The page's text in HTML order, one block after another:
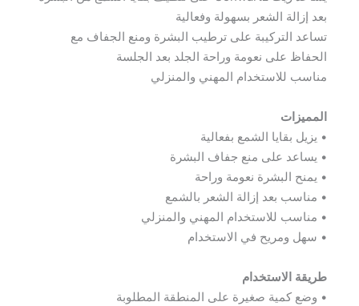
بعد إزالة الشعر بسهولة وفعالية
تساعد التركيبة على ترطيب البشرة ومنع الجفاف مع
الحفاظ على نعومة وراحة الجلد بعد الجلسة
مناسب للاستخدام المهني والمنزلي
المميزات
• يزيل بقايا الشمع بفعالية
• يساعد على منع جفاف البشرة
• يمنح البشرة نعومة وراحة
• مناسب بعد إزالة الشعر بالشمع
• مناسب للاستخدام المهني والمنزلي
• سهل ومريح في الاستخدام
طريقة الاستخدام
• وضع كمية صغيرة على المنطقة المطلوبة